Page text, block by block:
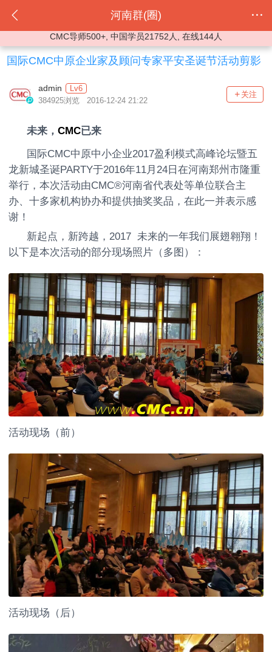
河南群(圈)
CMC导师500+, 中国学员21752人, 在线144人
国际CMC中原企业家及顾问专家平安圣诞节活动剪影
admin
Lv6
384925浏览 2016-12-24 21:22
关注
未来， CMC已来
国际CMC中原中小企业2017盈利模式高峰论坛暨五
龙新城圣诞PARTY于2016年11月24日在河南郑州市隆重
举行，本次活动由CMC®河南省代表处等单位联合主
办、十多家机构协办和提供抽奖奖品，在此一并表示感
谢！
新起点，新跨越，2017 未来的一年我们展翅翱翔！
以下是本次活动的部分现场照片（多图）：
活动现场（前）
活动现场（后）